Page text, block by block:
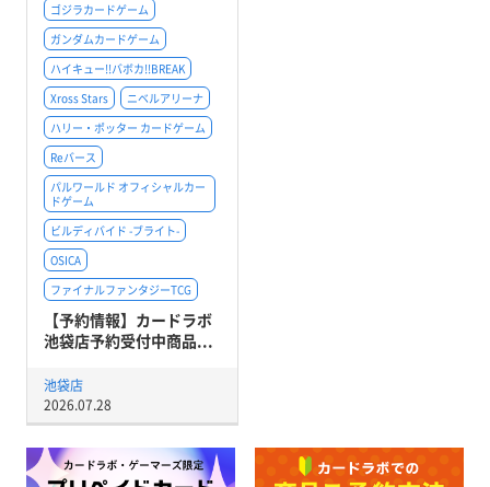
ゴジラカードゲーム
ガンダムカードゲーム
ハイキュー!!バボカ!!BREAK
Xross Stars
ニベルアリーナ
ハリー・ポッター カードゲーム
Reバース
パルワールド オフィシャルカー
ドゲーム
ビルディバイド -ブライト-
OSICA
ファイナルファンタジーTCG
【予約情報】カードラボ
池袋店予約受付中商品...
池袋店
2026.07.28